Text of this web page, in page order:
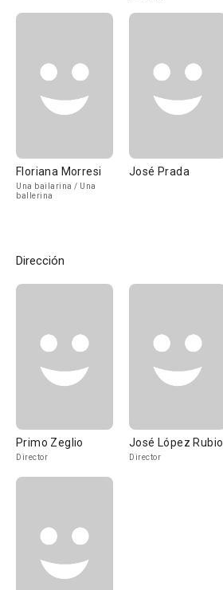
Floriana Morresi
Una bailarina / Una
ballerina
José Prada
Dirección
Primo Zeglio
Director
José López Rubio
Director